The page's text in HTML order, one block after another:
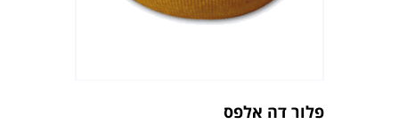
פלור דה אלפס